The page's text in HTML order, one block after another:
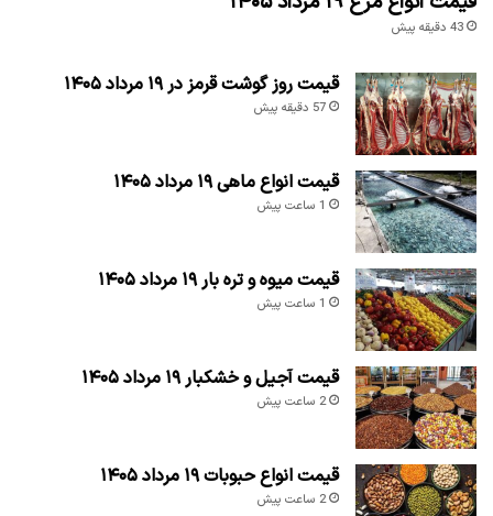
43 دقیقه پیش
قیمت روز گوشت قرمز در ۱۹ مرداد ۱۴۰۵
57 دقیقه پیش
قیمت انواع ماهی ۱۹ مرداد ۱۴۰۵
1 ساعت پیش
قیمت میوه و تره بار ۱۹ مرداد ۱۴۰۵
1 ساعت پیش
قیمت آجیل و خشکبار ۱۹ مرداد ۱۴۰۵
2 ساعت پیش
قیمت انواع حبوبات ۱۹ مرداد ۱۴۰۵
2 ساعت پیش